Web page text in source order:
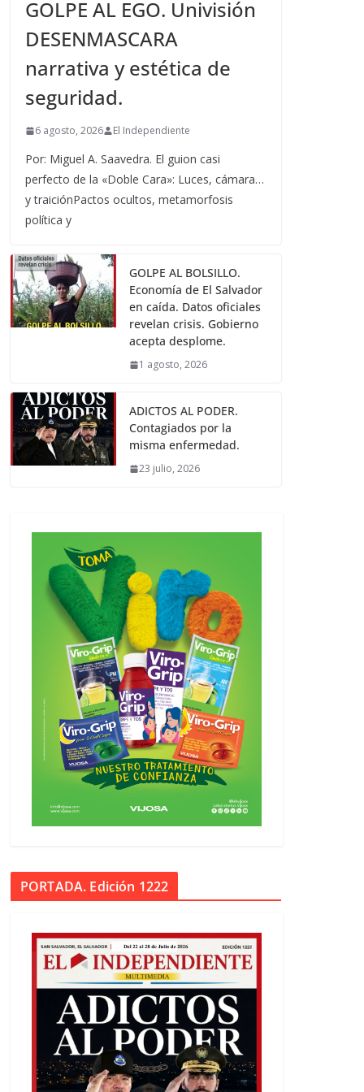
GOLPE AL EGO. Univisión
DESENMASCARA
narrativa y estética de
seguridad.
6 agosto, 2026 El Independiente
Por: Miguel A. Saavedra. El guion casi
perfecto de la «Doble Cara»: Luces, cámara…
y traiciónPactos ocultos, metamorfosis
política y
GOLPE AL BOLSILLO.
Economía de El Salvador
en caída. Datos oficiales
revelan crisis. Gobierno
acepta desplome.
1 agosto, 2026
ADICTOS AL PODER.
Contagiados por la
misma enfermedad.
23 julio, 2026
PORTADA. Edición 1222